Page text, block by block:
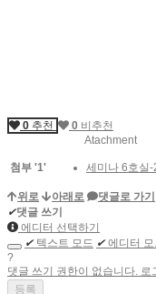
0 추천 0 비추천
Atachment
첨부 '1' 세미나 6호실
위로 아래로 댓글로 가기
✔댓글 쓰기
에디터 선택하기
✔ 텍스트 모드 ✔에디터 모
?
댓글 쓰기 권한이 없습니다.